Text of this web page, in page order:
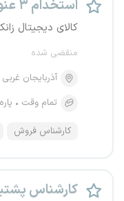
استخدام ۳ عنوان شغلی
کالای دیجیتال
منقضی شده
آذربایجان غربی
تمام وقت
کارشناس فروش
کارشناس